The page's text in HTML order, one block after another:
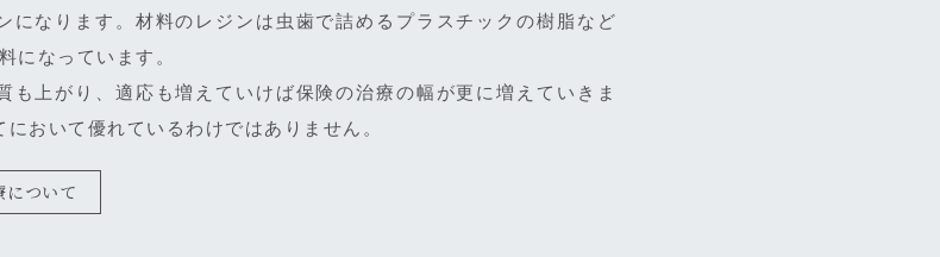
になります。材料のレジンは虫歯で詰めるプラスチックの樹脂など
になっています。
上がり、適応も増えていけば保険の治療の幅が更に増えていきま
おいて優れているわけではありません。
について